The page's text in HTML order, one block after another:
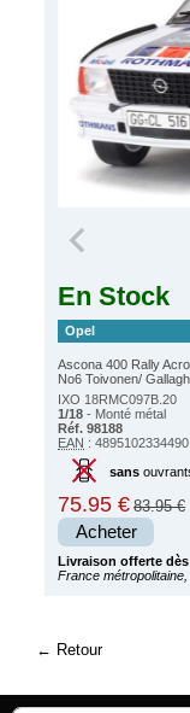
En Stock
Opel
Ascona 400 Rally
No6 Toivonen/
IXO 18RMC097B.20
1/18 - Monté métal
Réf. 98188
EAN : 4895102334490
sans
75.95 € 83.95 €
Acheter
Livraison offerte dès
France
Retour